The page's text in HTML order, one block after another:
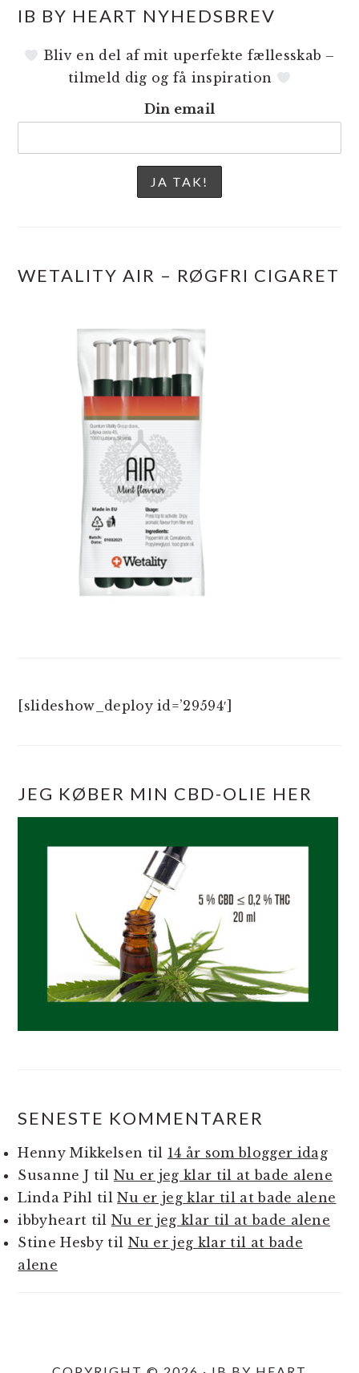
IB BY HEART NYHEDSBREV
Bliv en del af mit uperfekte fællesskab –
tilmeld dig og få inspiration
Din email
WETALITY AIR – RØGFRI CIGARET
[slideshow_deploy id=’29594′]
JEG KØBER MIN CBD-OLIE HER
SENESTE KOMMENTARER
Henny Mikkelsen til 14 år som blogger idag
Susanne J til Nu er jeg klar til at bade alene
Linda Pihl tilNu er jeg klar til at bade alene
ibbyheart til Nu er jeg klar til at bade alene
Stine Hesbytil Nu er jeg klar til at bade
alene